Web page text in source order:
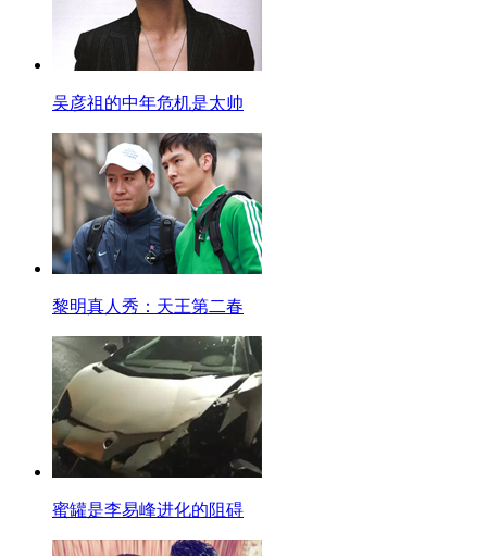
吴彦祖的中年危机是太帅
黎明真人秀：天王第二春
蜜罐是李易峰进化的阻碍